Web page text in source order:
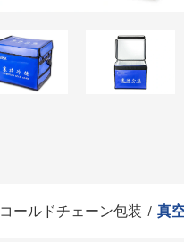
コールドチェーン包装 真